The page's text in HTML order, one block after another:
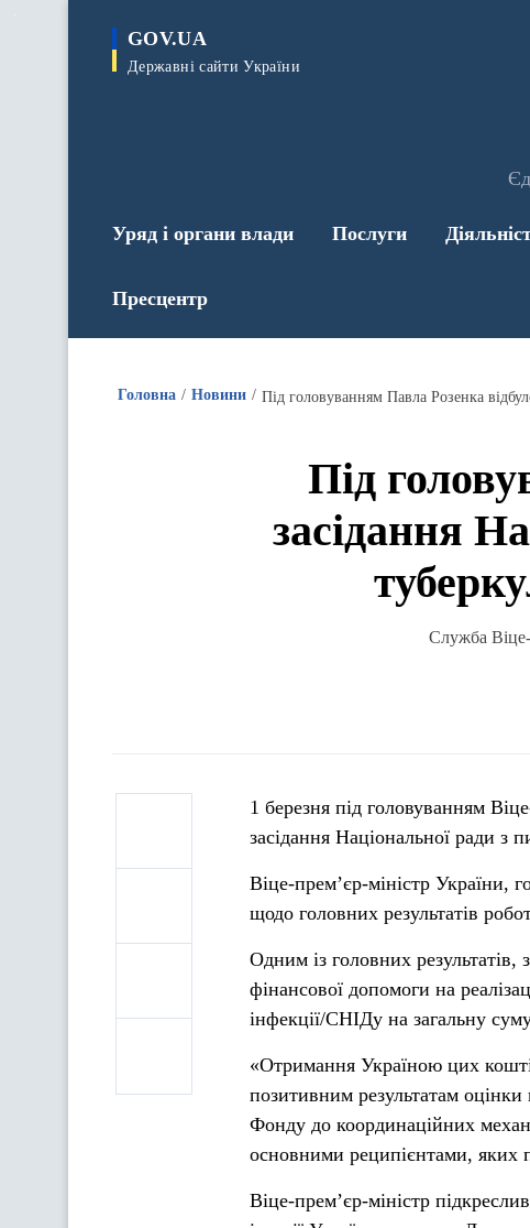
GOV.UA
Державні сайти України
Уряд і органи влади Послуги
Пресцентр
Головна Новини
Під
засідання
Служба Віце-
1 березня під головуванням
засідання Національної ради з
Віце-прем’єр-міністр України,
щодо головних результатів
Одним із головних
фінансової допомоги на
інфекції/СНІДу на загальну
«Отримання Україною цих
позитивним результатам
Фонду до координаційних
основними реципієнтами, яких
Віце-прем’єр-міністр